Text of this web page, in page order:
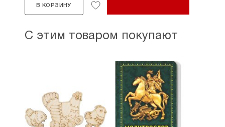
В КОРЗИНУ
С этим товаром покупают